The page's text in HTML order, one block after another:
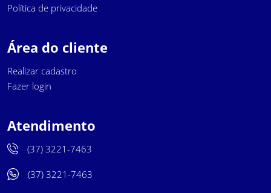
Política de privacidade
Área do cliente
Realizar cadastro
Fazer login
Atendimento
(37) 3221-7463
(37) 3221-7463